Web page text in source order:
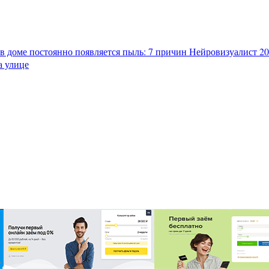
доме постоянно появляется пыль: 7 причин Нейровизуалист
улице